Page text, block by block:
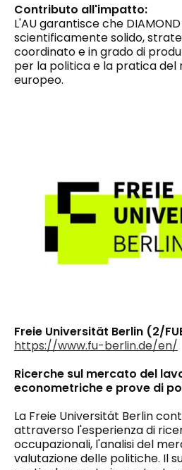
Contributo all'impatto:
L'AU garantisce che
scientificamente solido,
coordinato e in grado di
per la politica e la pratica
europeo.
Freie Universität Berlin (2/
https://www.fu-berlin.de/en/
Ricerche sul mercato del
econometriche e prove di
La Freie Universität Berlin
attraverso l'esperienza di
occupazionali, l'analisi del
valutazione delle politiche. Il